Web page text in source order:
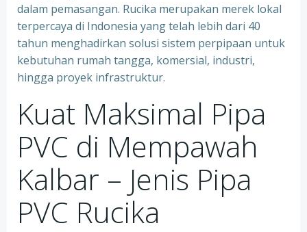
dalam pemasangan. Rucika merupakan merek lokal
terpercaya di Indonesia yang telah lebih dari 40
tahun menghadirkan solusi sistem perpipaan untuk
kebutuhan rumah tangga, komersial, industri,
hingga proyek infrastruktur.
Kuat Maksimal Pipa
PVC di Mempawah
Kalbar – Jenis Pipa
PVC Rucika